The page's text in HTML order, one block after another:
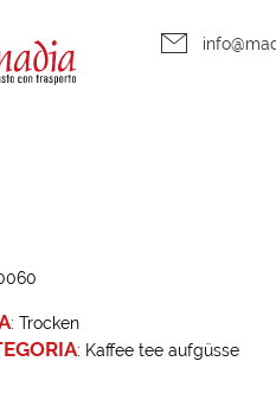
: Trocken
: Kaffee tee aufgüsse